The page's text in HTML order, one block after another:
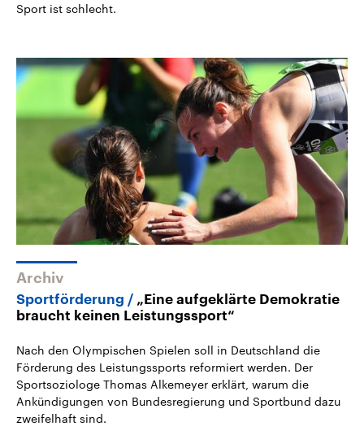
Sport ist schlecht.
Archiv
Sportförderung
„Eine aufgeklärte Demokratie
braucht keinen Leistungssport“
Nach den Olympischen Spielen soll in Deutschland die
Förderung des Leistungssports reformiert werden. Der
Sportsoziologe Thomas Alkemeyer erklärt, warum die
Ankündigungen von Bundesregierung und Sportbund dazu
zweifelhaft sind.